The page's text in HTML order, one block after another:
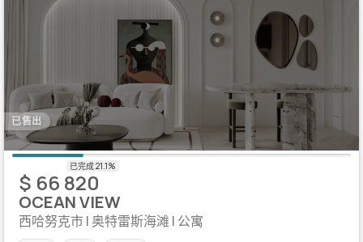
已售出
$ 66 820
OCEAN VIEW
西哈努克市 | 奥特雷斯海滩 | 公寓